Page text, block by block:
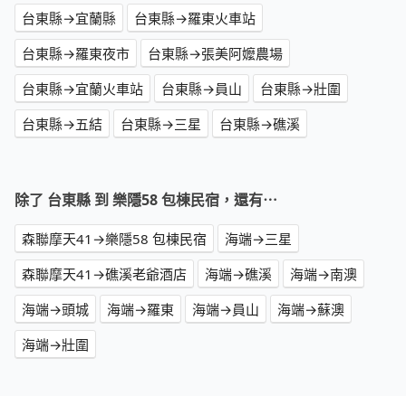
台東縣→宜蘭縣
台東縣→羅東火車站
台東縣→羅東夜市
台東縣→張美阿嬤農場
台東縣→宜蘭火車站
台東縣→員山
台東縣→壯圍
台東縣→五結
台東縣→三星 台東縣→礁溪
除了 台東縣 到 樂隱58 包棟民宿，還有⋯
森聯摩天41→樂隱58 包棟民宿
海端→三星
森聯摩天41→礁溪老爺酒店
海端→礁溪
海端→南澳
海端→頭城
海端→羅東 海端→員山
海端→蘇澳
海端→壯圍